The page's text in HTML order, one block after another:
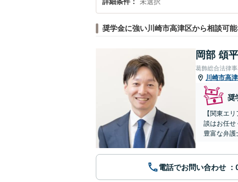
奨学金に強い川崎市高津区から相談可
岡部 頌平
葛飾総合法律
川崎市高
奨
【関東エ
談はお任せ
豊富な弁護
電話でお問い合わせ